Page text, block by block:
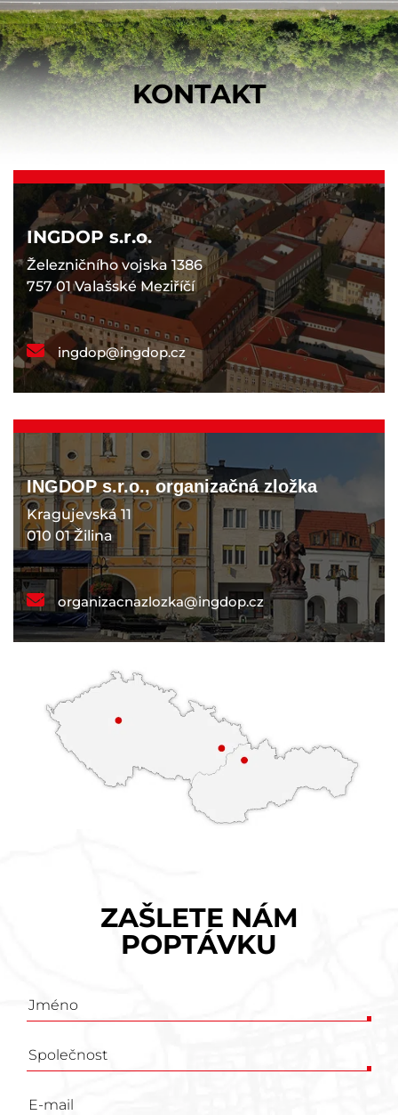
KONTAKT
INGDOP s.r.o.
Železničního vojska 1386
757 01 Valašské Meziříčí
ingdop@ingdop.cz
INGDOP s.r.o., organizačná zložka
Kragujevská 11
010 01 Žilina
organizacnazlozka@ingdop.cz
ZAŠLETE NÁM
POPTÁVKU
Poptávkový